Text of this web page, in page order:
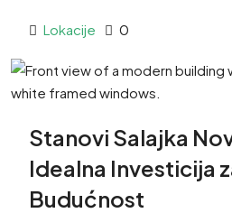
Lokacije 0
Stanovi Salajka
Idealna Investicija
Budućnost